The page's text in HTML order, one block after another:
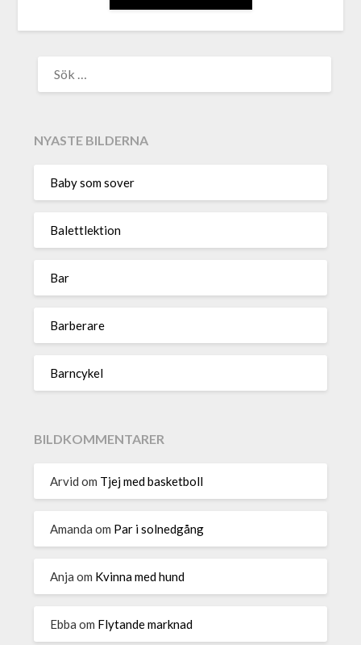
ALTERNATIVE:
NYASTE BILDERNA
Baby som sover
Balettlektion
Bar
Barberare
Barncykel
BILDKOMMENTARER
Arvid om Tjej med basketboll
Amanda om Par i solnedgång
Anja om Kvinna med hund
Ebba om Flytande marknad